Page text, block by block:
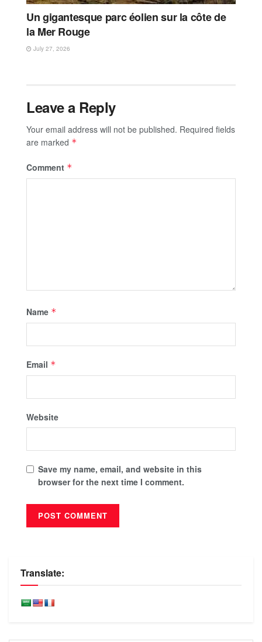
Un gigantesque parc éolien sur la côte de
la Mer Rouge
July 27, 2026
Leave a Reply
Your email address will not be published. Required fields
are marked *
Comment *
Name *
Email *
Website
Save my name, email, and website in this
browser for the next time I comment.
Translate: